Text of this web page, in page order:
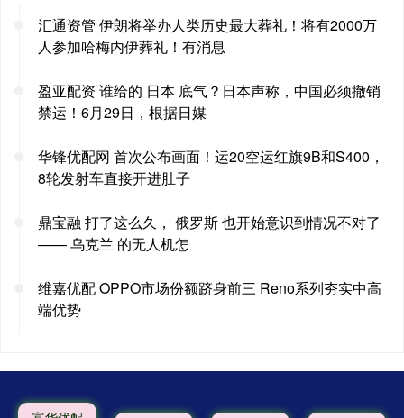
汇通资管 伊朗将举办人类历史最大葬礼！将有2000万
人参加哈梅内伊葬礼！有消息
盈亚配资 谁给的 日本 底气？日本声称，中国必须撤销
禁运！6月29日，根据日媒
华锋优配网 首次公布画面！运20空运红旗9B和S400，
8轮发射车直接开进肚子
鼎宝融 打了这么久， 俄罗斯 也开始意识到情况不对了
—— 乌克兰 的无人机怎
维嘉优配 OPPO市场份额跻身前三 Reno系列夯实中高
端优势